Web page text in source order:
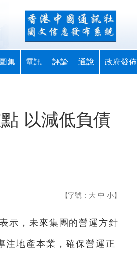
圖集 電訊 評論 通說 政府發佈
以減低負債
【字號： 大 中 小】
示，未來集團的營運方針
注地產本業，確保營運正